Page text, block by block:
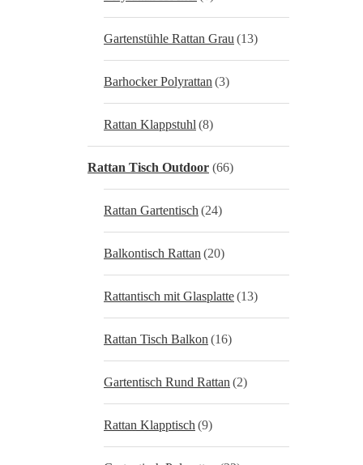
Gartenstühle Rattan Grau (13)
Barhocker Polyrattan (3)
Rattan Klappstuhl (8)
Rattan Tisch Outdoor (66)
Rattan Gartentisch (24)
Balkontisch Rattan (20)
Rattantisch mit Glasplatte(13)
Rattan Tisch Balkon (16)
Gartentisch Rund Rattan (2)
Rattan Klapptisch (9)